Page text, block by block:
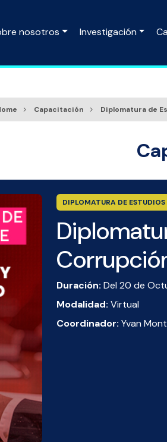
nosotros Investigación
Capacitación Diplomatura de
DIPLOMATURA DE ESTUDIOS
Duración: Del 20 de
Modalidad: Virtual
Coordinador: Yvan